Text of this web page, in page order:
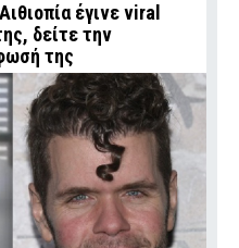
έγινε viral
δείτε την
της